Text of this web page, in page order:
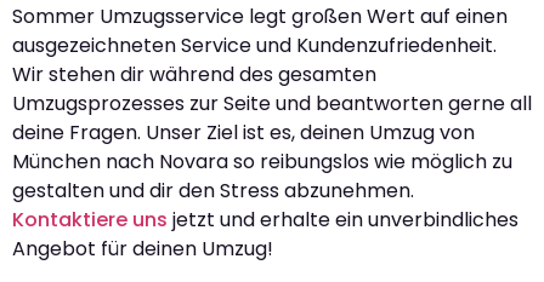
Sommer Umzugsservice legt großen Wert auf einen
ausgezeichneten Service und Kundenzufriedenheit.
Wir stehen dir während des gesamten
Umzugsprozesses zur Seite und beantworten gerne all
deine Fragen. Unser Ziel ist es, deinen Umzug von
München nach Novara so reibungslos wie möglich zu
gestalten und dir den Stress abzunehmen.
Kontaktiere uns jetzt und erhalte ein unverbindliches
Angebot für deinen Umzug!